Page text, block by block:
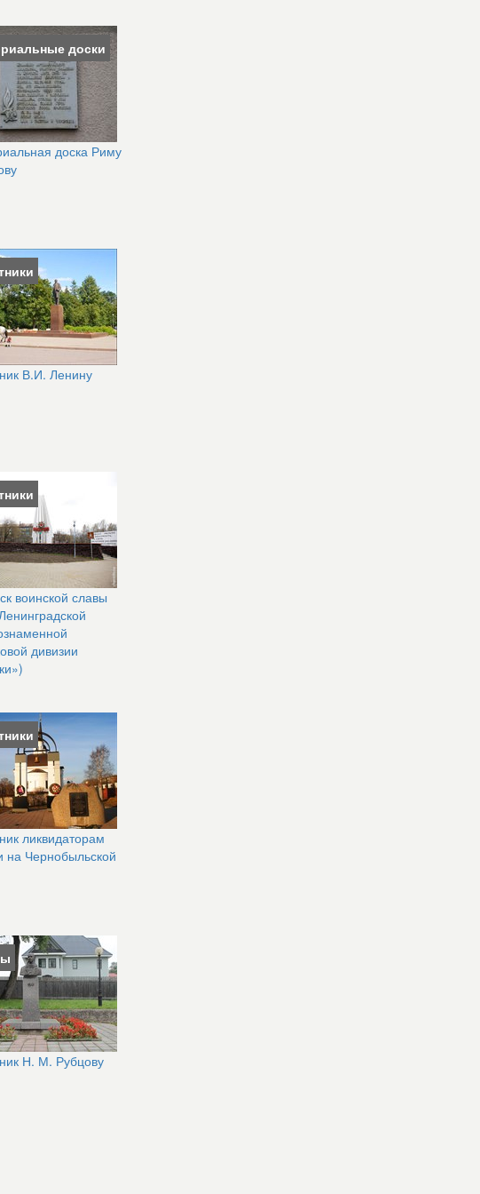
доски
доска Риму
В.И. Ленину
воинской славы
дивизии
ликвидаторам
на Чернобыльской
Н. М. Рубцову